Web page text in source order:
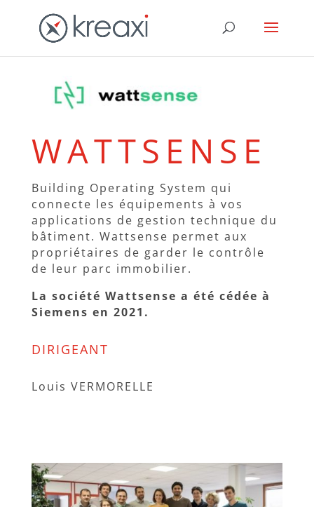
WATTSENSE
Building Operating System qui
connecte les équipements à vos
applications de gestion technique du
bâtiment. Wattsense permet aux
propriétaires de garder le contrôle
de leur parc immobilier.
La société Wattsense a été cédée à
Siemens en 2021.
DIRIGEANT
Louis VERMORELLE